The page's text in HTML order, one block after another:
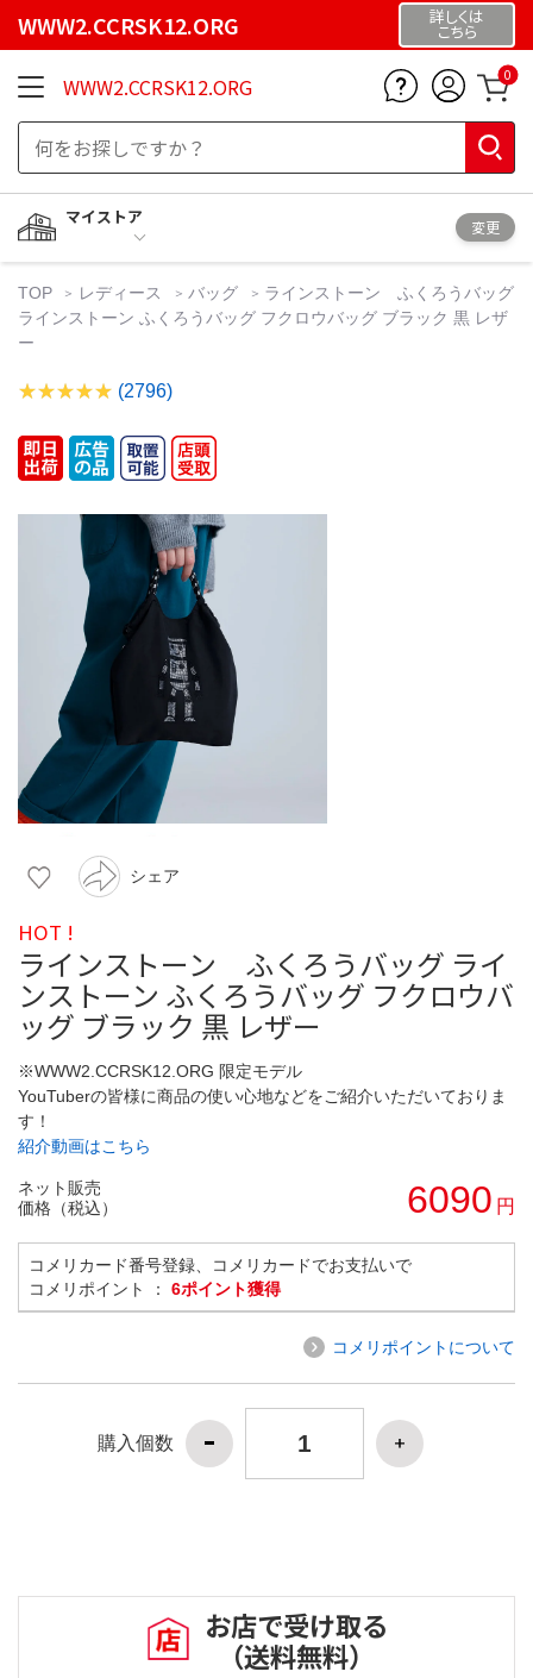
WWW2.CCRSK12.ORG 詳しくは
こちら
WWW2.CCRSK12.ORG 0
マイストア
変更
TOP レディース バッグ
ラインストーン ふくろうバッグ
ラインストーン ふくろうバッグ フクロウバッグ ブラック 黒 レザ
ー
(2796)
シェア
HOT !
ラインストーン ふくろうバッグ ライ
ンストーン ふくろうバッグ フクロウバ
ッグ ブラック 黒 レザー
※WWW2.CCRSK12.ORG 限定モデル
YouTuberの皆様に商品の使い心地などをご紹介いただいておりま
す！
紹介動画はこちら
ネット販売
価格（税込）
6090 円
コメリカード番号登録、コメリカードでお支払いで
コメリポイント ： 6ポイント獲得
コメリポイントについて
購入個数
お店で受け取る
（送料無料）